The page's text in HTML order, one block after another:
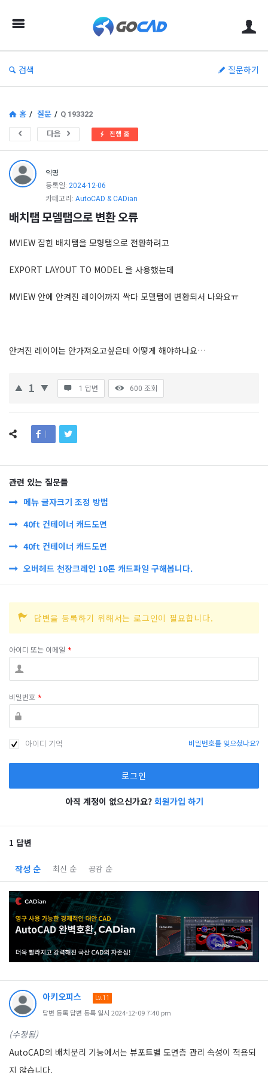
캐
(CAD)
정
보
중
심
검색 질문하기
홈 / 질문 / Q 193322
다음 진행 중
익명
등록일: 2024-12-06
카테고리: AutoCAD & CADian
배치탭 모델탭으로 변환 오류
MVIEW 잡힌 배치탭을 모형탭으로 전환하려고
EXPORT LAYOUT TO MODEL 을 사용했는데
MVIEW 안에 안켜진 레이어까지 싹다 모델탭에 변환되서 나와요ㅠ
안켜진 레이어는 안가져오고싶은데 어떻게 해야하나요…
1 1 답변 600 조회
관련 있는 질문들
메뉴 글자크기 조정 방법
40ft 컨테이너 캐드도면
40ft 컨테이너 캐드도면
오버헤드 천장크레인 10톤 캐드파일 구해봅니다.
답변을 등록하기 위해서는 로그인이 필요합니다.
아이디 또는 이메일 *
비밀번호 *
아이디 기억 비밀번호를 잊으셨나요?
아직 계정이 없으신가요? 회원가입 하기
1 답변
작성 순 최신 순 공감 순
아키오피스 Lv.11
답변 등록 답변 등록 일시 2024-12-09 7:40 pm
(수정됨)
AutoCAD의 배치분리 기능에서는 뷰포트별 도면층 관리 속성이 적용되
지 않습니다.